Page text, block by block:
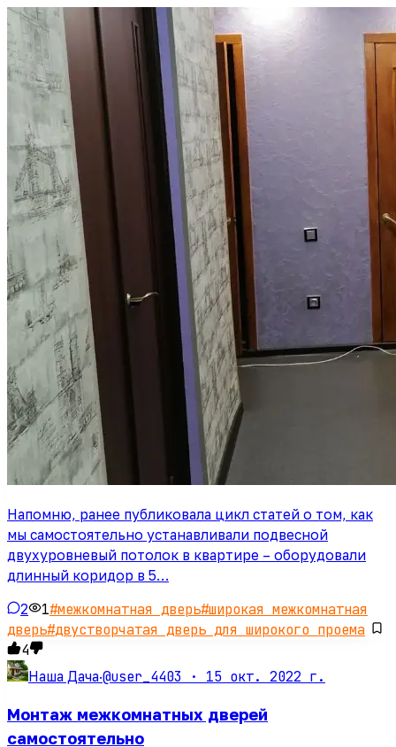
Напомню, ранее публиковала цикл статей о том, как
мы самостоятельно устанавливали подвесной
двухуровневый потолок в квартире – оборудовали
длинный коридор в 5…
2 1#межкомнатная дверь#широкая межкомнатная
дверь#двустворчатая дверь для широкого проема
4
Наша Дача·@user_4403 · 15 окт. 2022 г.
Монтаж межкомнатных дверей
самостоятельно